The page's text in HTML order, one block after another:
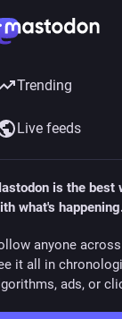
Trending
Live feeds
is the best
what's
anyone
it all in
ads, or